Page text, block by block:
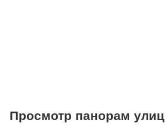
Просмотр панорам улиц